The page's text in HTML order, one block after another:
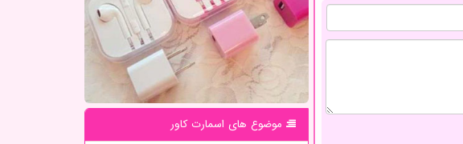
موضوع های اسمارت كاور